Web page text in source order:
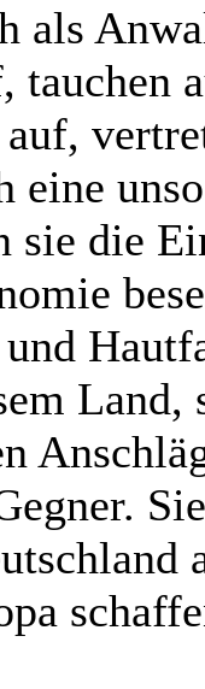
als
tauchen
die
Land,